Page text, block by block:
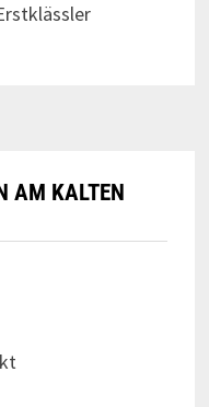
AM KALTEN